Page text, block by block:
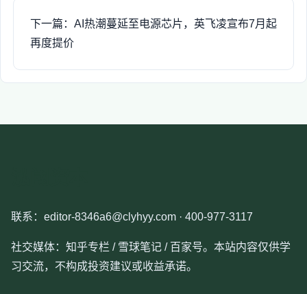
下一篇：AI热潮蔓延至电源芯片，英飞凌宣布7月起
再度提价
联系：editor-8346a6@clyhyy.com · 400-977-3117
社交媒体：知乎专栏 / 雪球笔记 / 百家号。本站内容仅供学
习交流，不构成投资建议或收益承诺。